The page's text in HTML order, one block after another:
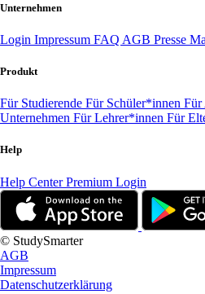
Unternehmen
Login Impressum FAQ AGB Presse
Produkt
Für Studierende Für Schüler*innen Für
Unternehmen Für Lehrer*innen Für
Help
Help CenterPremium Login
© StudySmarter
AGB
Impressum
Datenschutzerklärung